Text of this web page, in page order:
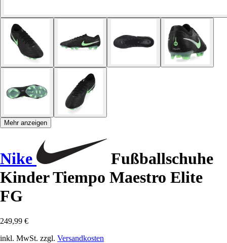
Mehr anzeigen
Nike
Fußballschuhe
Kinder Tiempo Maestro Elite
FG
249,99 €
inkl. MwSt. zzgl. Versandkosten